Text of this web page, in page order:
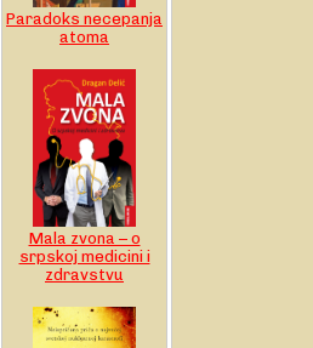
Paradoks necepanja
atoma
Mala zvona – o
srpskoj medicini i
zdravstvu